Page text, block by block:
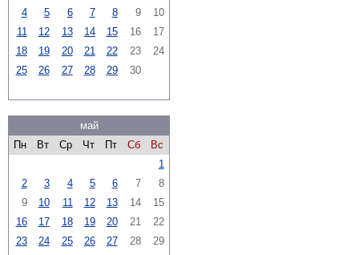
4
5 6 7 8 9
10
11
12 13 14 15 16
17
18
19 20 21 22 23
24
25
26 27 28 29 30
май
Пн
Вт Ср Чт Пт Сб
Вс
1
2
3 4 5 6 7
8
9
10 11 12 13 14
15
16
17 18 19 20 21
22
23
24 25 26 27 28
29